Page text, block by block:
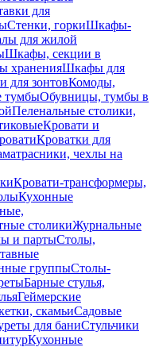
для
Стенки, горкиШкафы-
для жилой
Шкафы, секции в
храненияШкафы для
для зонтовКомоды,
тумбыОбувницы, тумбы в
Пеленальные столики,
Кровати и
Кроватки для
чехлы на
Кровати-трансформеры,
Кухонные
столикиЖурнальные
и партыСтолы,
группыСтолы-
Барные стулья,
Геймерские
скамьиСадовые
для баниСтульчики
Кухонные